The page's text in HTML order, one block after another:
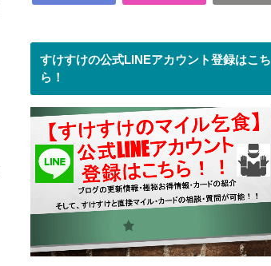
すけすけの公式LINEアカウント登録はこち
ら！